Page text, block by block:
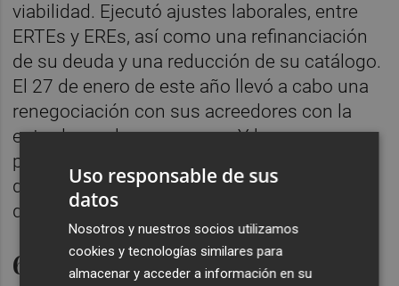
viabilidad. Ejecutó ajustes laborales, entre
ERTEs y EREs, así como una refinanciación
de su deuda y una reducción de su catálogo.
El 27 de enero de este año llevó a cabo una
renegociación con sus acreedores con la
entrada en el preconcurso. Y la semana
pasada culminó un expediente de extinción
de empleo colectivo de sus 133 empleados,
que cesaron su actividad en la compañía.
60 años de historia
Uso responsable de sus
datos
Nosotros y nuestros socios utilizamos
cookies y tecnologías similares para
almacenar y acceder a información en su